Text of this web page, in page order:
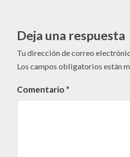
Deja una respuesta
Tu dirección de correo
Los campos obligatorios están
Comentario *